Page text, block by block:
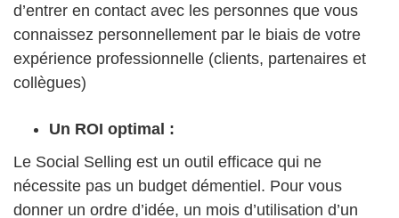
d’entrer en contact avec les personnes que vous
connaissez personnellement par le biais de votre
expérience professionnelle (clients, partenaires et
collègues)
Un ROI optimal :
Le Social Selling est un outil efficace qui ne
nécessite pas un budget démentiel. Pour vous
donner un ordre d’idée, un mois d’utilisation d’un